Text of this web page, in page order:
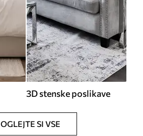
3D stenske poslikave
OGLEJTE SI VSE